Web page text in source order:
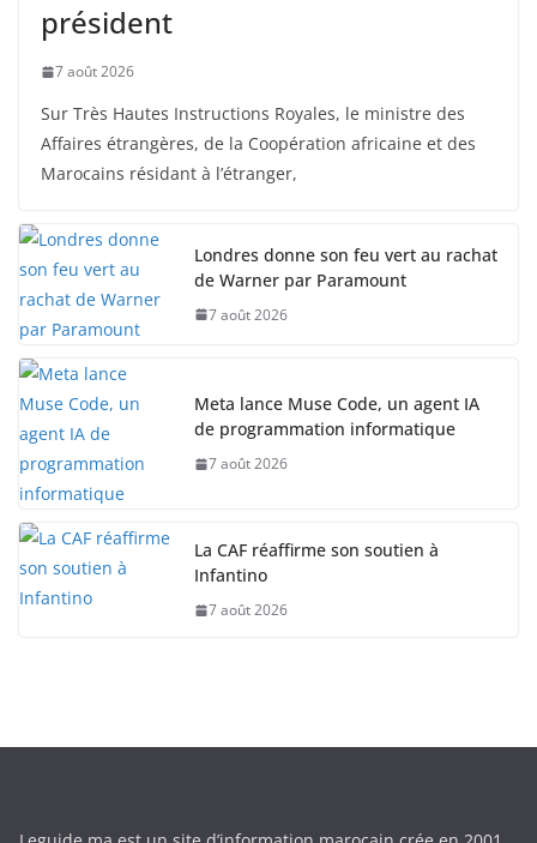
président
7 août 2026
Sur Très Hautes Instructions Royales, le ministre des
Affaires étrangères, de la Coopération africaine et des
Marocains résidant à l’étranger,
Londres donne son feu vert au rachat
de Warner par Paramount
7 août 2026
Meta lance Muse Code, un agent IA
de programmation informatique
7 août 2026
La CAF réaffirme son soutien à
Infantino
7 août 2026